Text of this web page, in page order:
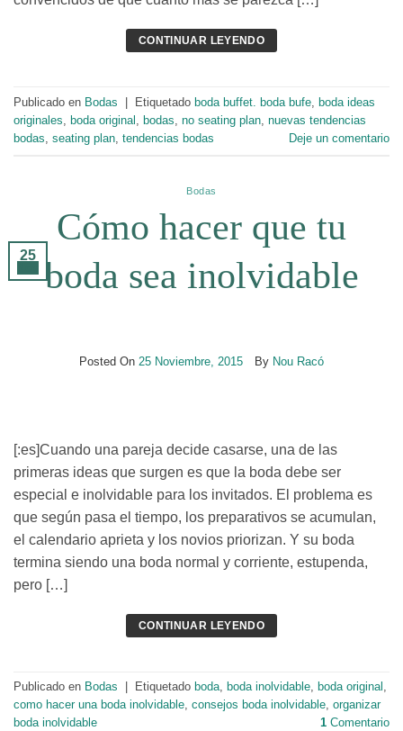
CONTINUAR LEYENDO
Publicado en Bodas Etiquetado boda buffet. boda bufe
boda ideas
originales
boda original bodas no seating plan nuevas tendencias
bodas seating plan tendencias bodas Deje un comentario
Bodas
Cómo hacer que tu
boda sea inolvidable
Posted On25 Noviembre, 2015 By Nou Racó
25
[:es]Cuando una pareja decide casarse, una de las
primeras ideas que surgen es que la boda debe ser
especial e inolvidable para los invitados. El problema es
que según pasa el tiempo, los preparativos se acumulan,
el calendario aprieta y los novios priorizan. Y su boda
termina siendo una boda normal y corriente, estupenda,
pero […]
CONTINUAR LEYENDO
Publicado en Bodas Etiquetado boda, boda inolvidable, boda original ,
como hacer una boda inolvidable, consejos boda inolvidable, organizar
boda inolvidable
1 Comentario